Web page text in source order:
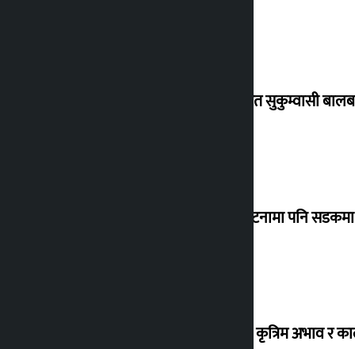
विस्थापित सुकुम्वासी
‘सानो घटनामा पनि
ग्यासको कृत्रिम अभाव र